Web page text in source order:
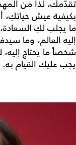
بكيفية عيش
ما يجلب لكِ
إليه العالم، وما
شخصاً ما يحتاج إليه،
يجب عليكِ القيام به.